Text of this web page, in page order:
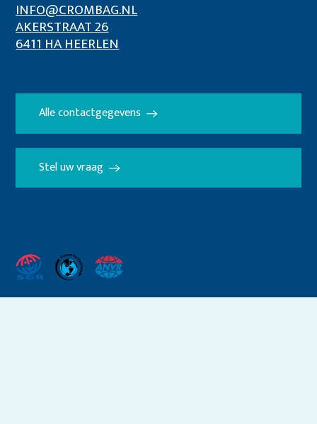
INFO@CROMBAG.NL
AKERSTRAAT 26
6411 HA HEERLEN
Alle contactgegevens
Stel uw vraag